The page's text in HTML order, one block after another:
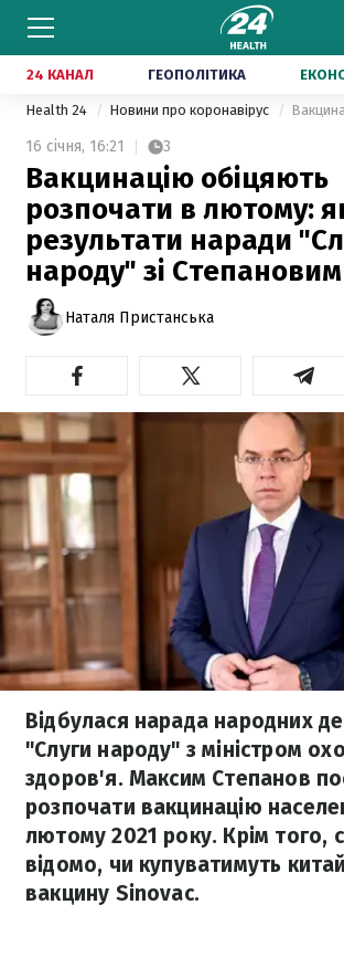
24 КАНАЛ ГЕОПОЛІТИКА
Health 24 Новини про коронавірус
16 січня, 16:21 3
Вакцинацію обіцяють
розпочати в лютому:
результати наради
народу" зі Степановим
Наталя Пристанська
Відбулася нарада народних
"Слуги народу" з міністром
здоров'я. Максим Степанов
розпочати вакцинацію
лютому 2021 року. Крім того,
відомо, чи купуватимуть
вакцину Sinovac.